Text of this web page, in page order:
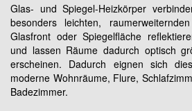
Glas- und Spiegel-Heizkörper
besonders leichten,
Glasfront oder Spiegelfläche
und lassen Räume dadurch optisch
erscheinen. Dadurch eignen sich
moderne Wohnräume, Flure,
Badezimmer.